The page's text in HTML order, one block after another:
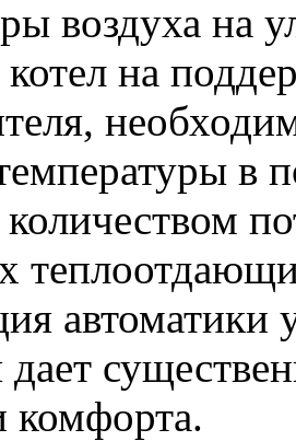
воздуха на
котел на
в
количеством
автоматики
дает
комфорта.